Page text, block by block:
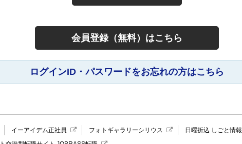
会員登録（無料）はこちら
ログインID・パスワードをお忘れの方はこちら
イーアイデム正社員 フォトギャラリーシリウス 日曜折込 しごと情